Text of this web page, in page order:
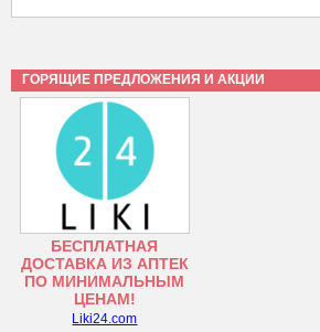
ГОРЯЩИЕ ПРЕДЛОЖЕНИЯ И АКЦИИ
БЕСПЛАТНАЯ
ДОСТАВКА ИЗ АПТЕК
ПО МИНИМАЛЬНЫМ
ЦЕНАМ!
Liki24.com